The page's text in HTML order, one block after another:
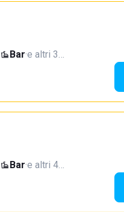
Bar·e altri 3…
Bar·e altri 4…